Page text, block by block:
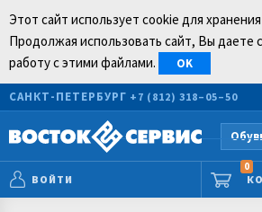
Этот сайт использует cookie для
Продолжая использовать сайт, Вы даете
работу с этими файлами.
OK
САНКТ-ПЕТЕРБУРГ +7 (812) 318–05–50
ВОЙТИ
0